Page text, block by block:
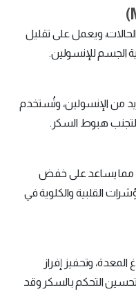
ويعمل على تقليل
الجسم للإنسولين.
من الإنسولين، وتُستخدم
هبوط السكر.
مما يساعد على خفض
القلبية والكلوية في
وتحفيز إفراز
التحكم بالسكر وقد